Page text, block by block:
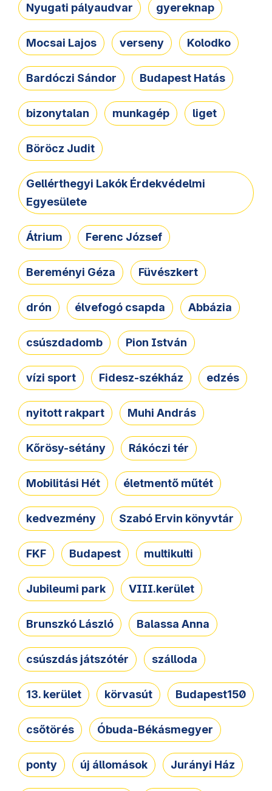
Nyugati pályaudvar gyereknap
Mocsai Lajos verseny Kolodko
Bardóczi Sándor Budapest Hatás
bizonytalan munkagép liget
Böröcz Judit
Gellérthegyi Lakók Érdekvédelmi
Egyesülete
Átrium Ferenc József
Bereményi Géza Füvészkert
drón élvefogó csapda Abbázia
csúszdadomb Pion István
vízi sport Fidesz-székház edzés
nyitott rakpart Muhi András
Kőrösy-sétány Rákóczi tér
Mobilitási Hét életmentő műtét
kedvezmény Szabó Ervin könyvtár
FKF Budapest multikulti
Jubileumi park VIII.kerület
Brunszkó László Balassa Anna
csúszdás játszótér szálloda
13. kerület körvasút Budapest150
csőtörés Óbuda-Békásmegyer
ponty új állomások Jurányi Ház